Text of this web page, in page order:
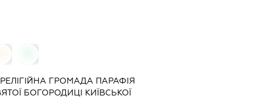
ГРОМАДА ПАРАФІЯ
БОГОРОДИЦІ КИЇВСЬКОЇ